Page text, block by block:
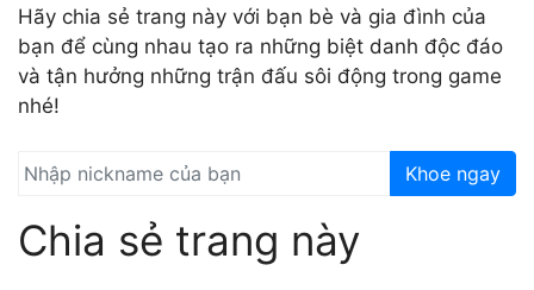
Hãy chia sẻ trang này với bạn bè và gia đình của
bạn để cùng nhau tạo ra những biệt danh độc đáo
và tận hưởng những trận đấu sôi động trong game
nhé!
Khoe ngay
Chia sẻ trang này